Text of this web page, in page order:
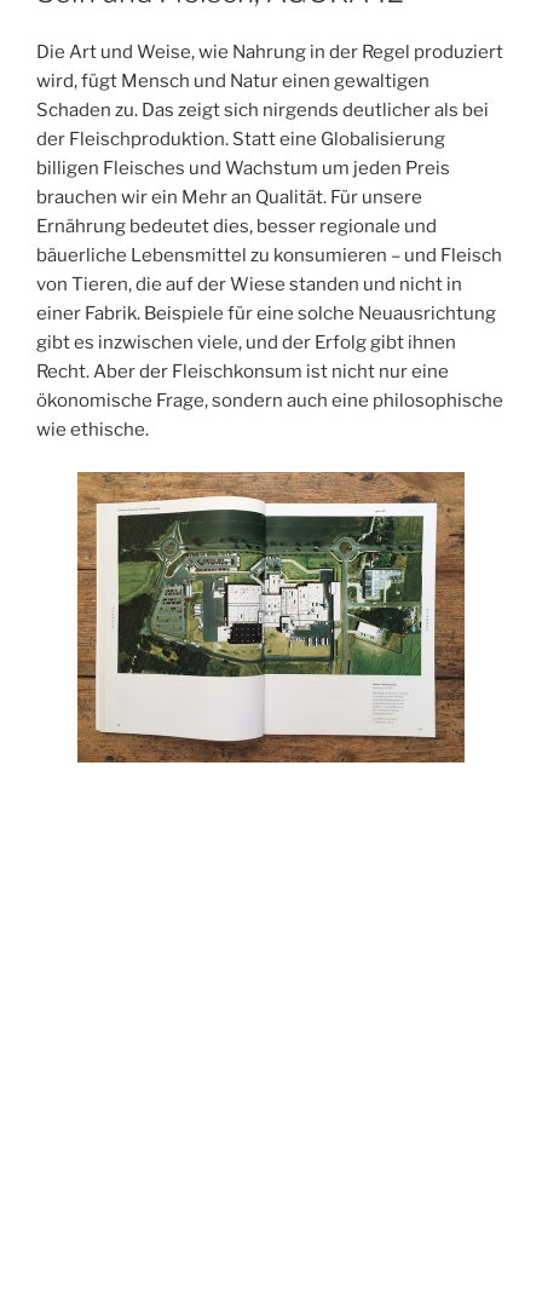
Die Art und Weise, wie Nahrung in der Regel produziert
wird, fügt Mensch und Natur einen gewaltigen
Schaden zu. Das zeigt sich nirgends deutlicher als bei
der Fleischproduktion. Statt eine Globalisierung
billigen Fleisches und Wachstum um jeden Preis
brauchen wir ein Mehr an Qualität. Für unsere
Ernährung bedeutet dies, besser regionale und
bäuerliche Lebensmittel zu konsumieren – und Fleisch
von Tieren, die auf der Wiese standen und nicht in
einer Fabrik. Beispiele für eine solche Neuausrichtung
gibt es inzwischen viele, und der Erfolg gibt ihnen
Recht. Aber der Fleischkonsum ist nicht nur eine
ökonomische Frage, sondern auch eine philosophische
wie ethische.